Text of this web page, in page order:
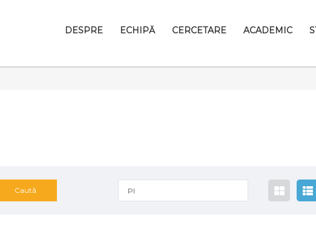
DESPRE ECHIPĂ CERCETARE ACADEMIC
PI